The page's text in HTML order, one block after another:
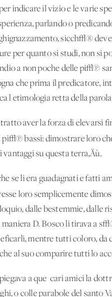
indicare il vizio e le varie
parlando o
sicch√®
per quanto si studi, non si
a non poche delle pi√π
che prima il predicatore,
l'etimologia retta della parola
aver la forza di elevarsi
bassi: dimostrare loro
su questa terra‚Äù.
se li era guadagnati e fatti
loro semplicemente
dalle bestemmie, dalle
D. Bosco li tirava a
mentre tutti coloro, da
al suo comparire tutti lo
a que' cari amici la
o colle parabole del santo